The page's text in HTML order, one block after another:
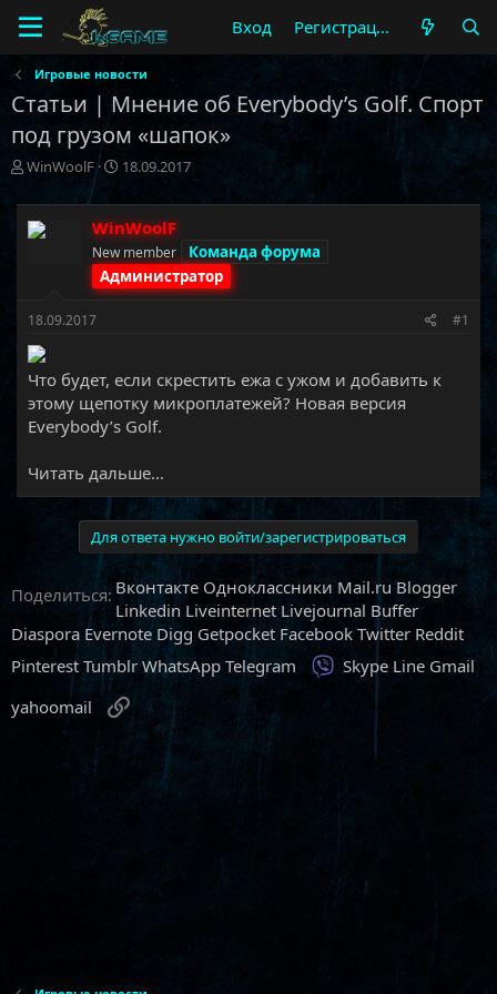
Вход Регистрация
Игровые новости
Статьи | Мнение об Everybody’s Golf. Спорт
под грузом «шапок»
А
т
о
р
ы
WinWoolF
Д
т
а
н
а
ч
18.09.2017
WinWoolF
New member
Команда форума
Администратор
18.09.2017 #1
Что будет, если скрестить ежа с ужом и добавить к
этому щепотку микроплатежей? Новая версия
Everybody’s Golf.​
Читать дальше...
Для ответа нужно войти/зарегистрироваться
Поделиться: Вконтакте Одноклассники Mail.ru Blogger
Linkedin Liveinternet Livejournal Buffer
Diaspora Evernote Digg Getpocket Facebook Twitter Reddit
Pinterest Tumblr WhatsApp Telegram Viber
Skype Line Gmail
yahoomail
Ссылка